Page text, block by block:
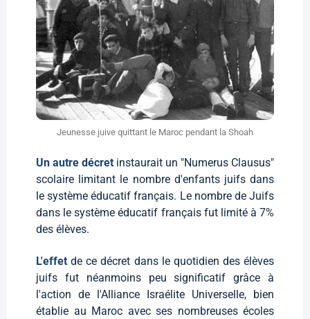
Jeunesse juive quittant le Maroc pendant la Shoah
Un autre décret instaurait un "Numerus Clausus"
scolaire limitant le nombre d'enfants juifs dans
le système éducatif français. Le nombre de Juifs
dans le système éducatif français fut limité à 7%
des élèves.
L'effetde ce décret dans le quotidien des élèves
juifs fut néanmoins peu significatif grâce à
l'action de l'Alliance Israélite Universelle, bien
établie au Maroc avec ses nombreuses écoles